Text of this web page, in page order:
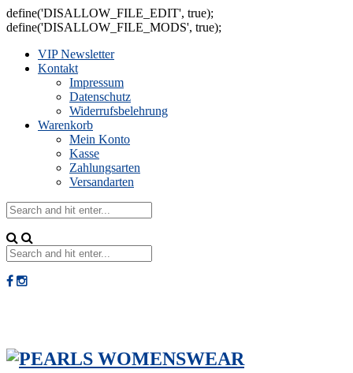
define('DISALLOW_FILE_EDIT', true);
define('DISALLOW_FILE_MODS', true);
VIP Newsletter
Kontakt
Impressum
Datenschutz
Widerrufsbelehrung
Warenkorb
Mein Konto
Kasse
Zahlungsarten
Versandarten